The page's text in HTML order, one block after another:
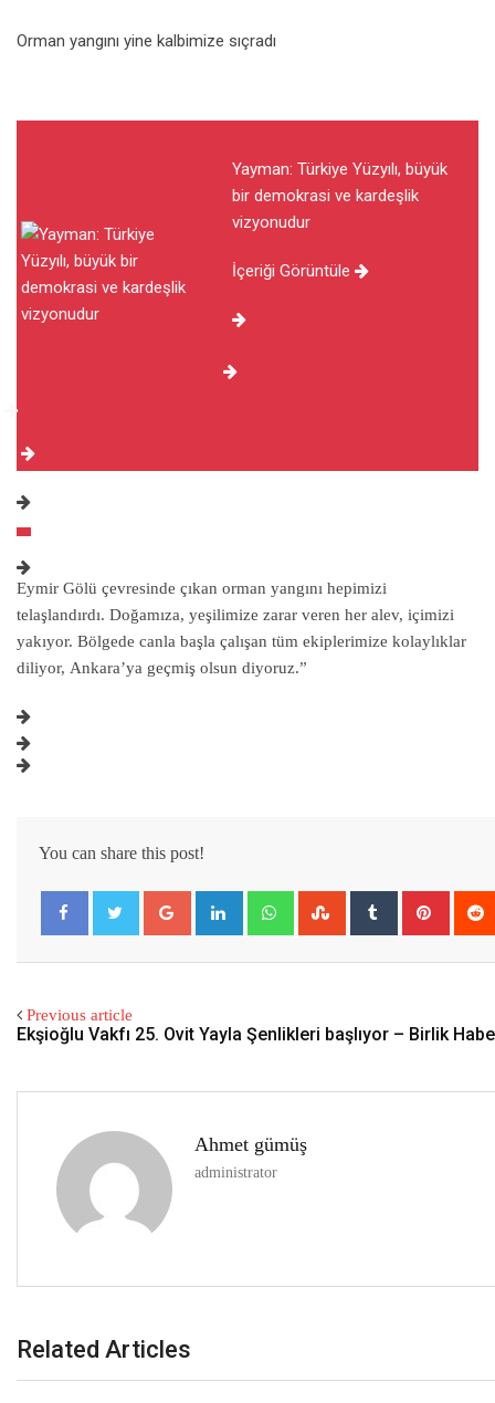
Orman yangını yine kalbimize sıçradı
Yayman: Türkiye Yüzyılı, büyük
bir demokrasi ve kardeşlik
vizyonudur
İçeriği Görüntüle
Eymir Gölü çevresinde çıkan orman yangını hepimizi
telaşlandırdı. Doğamıza, yeşilimize zarar veren her alev, içimizi
yakıyor. Bölgede canla başla çalışan tüm ekiplerimize kolaylıklar
diliyor, Ankara’ya geçmiş olsun diyoruz.”
You can share this post!
Previous article
Ekşioğlu Vakfı 25. Ovit Yayla Şenlikleri başlıyor – Birlik
Ahmet gümüş
administrator
Related Articles